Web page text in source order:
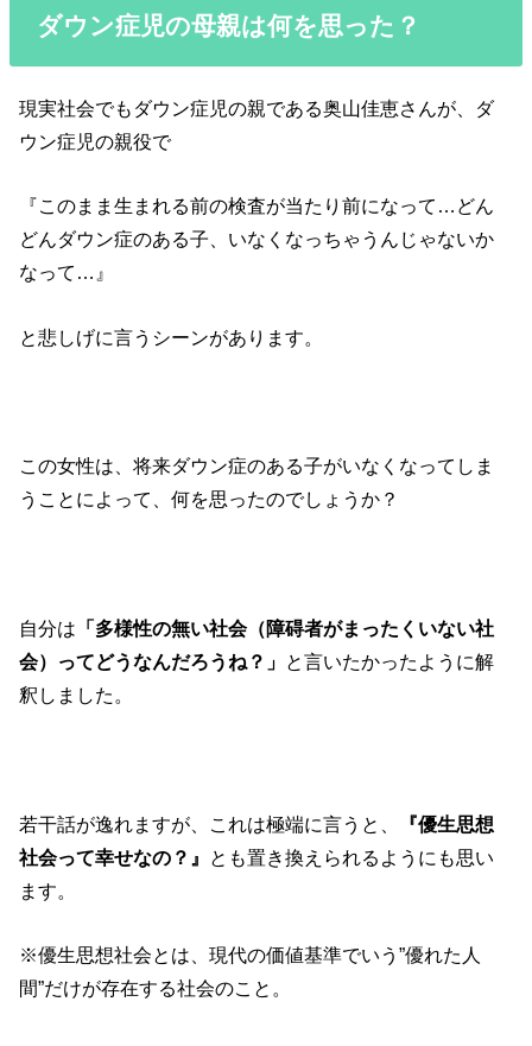
ダウン症児の母親は何を思った？
現実社会でもダウン症児の親である奥山佳恵さんが、ダ
ウン症児の親役で
『このまま生まれる前の検査が当たり前になって…どん
どんダウン症のある子、いなくなっちゃうんじゃないか
なって…』
と悲しげに言うシーンがあります。
この女性は、将来ダウン症のある子がいなくなってしま
うことによって、何を思ったのでしょうか？
自分は 「多様性の無い社会（障碍者がまったくいない社
会）ってどうなんだろうね？」 と言いたかったように解
釈しました。
若干話が逸れますが、これは極端に言うと、
『優生思想
社会って幸せなの？』 とも置き換えられるようにも思い
ます。
※優生思想社会とは、現代の価値基準でいう”優れた人
間”だけが存在する社会のこと。